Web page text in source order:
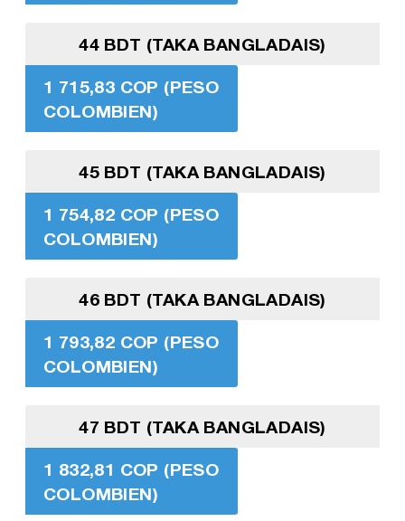
44 BDT (TAKA BANGLADAIS)
1 715,83 COP (PESO
COLOMBIEN)
45 BDT (TAKA BANGLADAIS)
1 754,82 COP (PESO
COLOMBIEN)
46 BDT (TAKA BANGLADAIS)
1 793,82 COP (PESO
COLOMBIEN)
47 BDT (TAKA BANGLADAIS)
1 832,81 COP (PESO
COLOMBIEN)